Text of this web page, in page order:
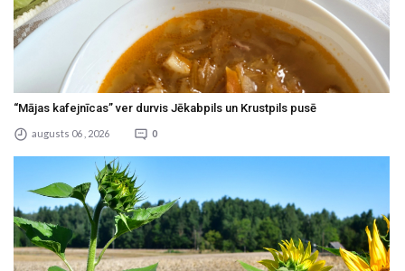
“Mājas kafejnīcas” ver durvis Jēkabpils un Krustpils pusē
augusts 06 , 2026 0